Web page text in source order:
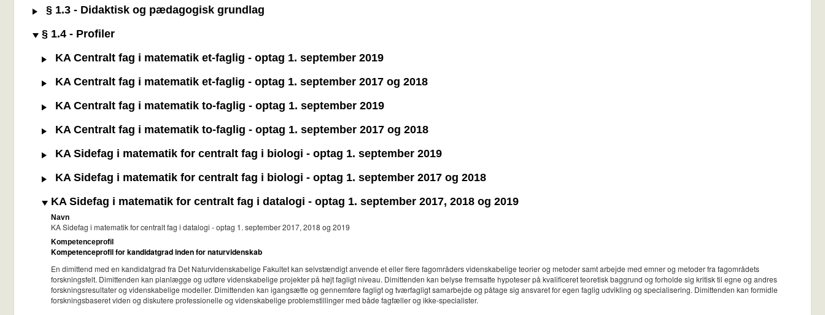
§ 1.3 - Didaktisk og pædagogisk grundlag
§ 1.4 - Profiler
KA Centralt fag i matematik et-faglig - optag 1. september 2019
KA Centralt fag i matematik et-faglig - optag 1. september 2017 og 2018
KA Centralt fag i matematik to-faglig - optag 1. september 2019
KA Centralt fag i matematik to-faglig - optag 1. september 2017 og 2018
KA Sidefag i matematik for centralt fag i biologi - optag 1. september 2019
KA Sidefag i matematik for centralt fag i biologi - optag 1. september 2017 og 2018
KA Sidefag i matematik for centralt fag i datalogi - optag 1. september 2017, 2018 og 2019
Navn
KA Sidefag i matematik for centralt fag i datalogi - optag 1. september 2017, 2018 og 2019
Kompetenceprofil
Kompetenceprofil for kandidatgrad inden for naturvidenskab
En dimittend med en kandidatgrad fra Det Naturvidenskabelige Fakultet kan selvstændigt anvende et eller flere fagområders videnskabelige teorier og metoder samt arbejde med emner og metoder fra fagområdets
forskningsfelt. Dimittenden kan planlægge og udføre videnskabelige projekter på højt fagligt niveau. Dimittenden kan belyse fremsatte hypoteser på kvalificeret teoretisk baggrund og forholde sig kritisk til egne og andres
forskningsresultater og videnskabelige modeller. Dimittenden kan igangsætte og gennemføre fagligt og tværfagligt samarbejde og påtage sig ansvaret for egen faglig udvikling og specialisering. Dimittenden kan formidle
forskningsbaseret viden og diskutere professionelle og videnskabelige problemstillinger med både fagfæller og ikke-specialister.